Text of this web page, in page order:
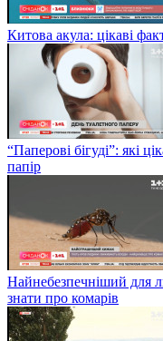
Китова акула: цікаві
“Паперові бігуді”: які
папір
Найнебезпечніший для
знати про комарів